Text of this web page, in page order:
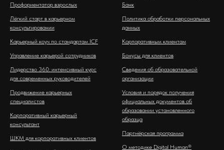
Профориентатор взрослых
Лёгкий старт в карьерном
консультировании
Карьерный коуч по стандартам ICF
Управление карьерой сотрудников
Лидерство 360: интенсивный курс
для современных руководителей
Продвижение карьерных
специалистов
Корпоративный карьерный
консультант
ШКМ для корпоративных клиентов
Банк
Политика обработки персональных
данных
Корпоративным клиентам
Бонусы для клиентов
Сведения об образовательной
организации
Условия и порядок получения
официальных документов об
образовании установленного
образца
Партнёрская программа
О методике Digital Human®